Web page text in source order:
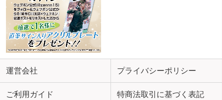
運営会社 プライバシーポリシー
ご利用ガイド 特商法取引に基づく表記